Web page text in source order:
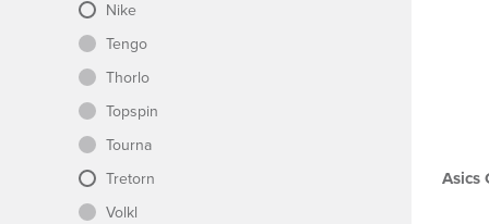
Nike
Tengo
Thorlo
Topspin
Tourna
Tretorn
Volkl
Asics